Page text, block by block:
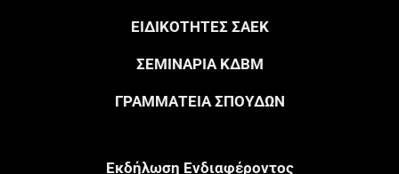
ΕΙΔΙΚΟΤΗΤΕΣ ΣΑΕΚ
ΣΕΜΙΝΑΡΙΑ ΚΔΒΜ
ΓΡΑΜΜΑΤΕΙΑ ΣΠΟΥΔΩΝ
Eκδήλωση Eνδιαφέροντος